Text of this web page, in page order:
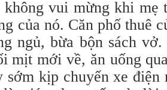
vui mừng khi mẹ
của nó. Căn phố thuê
ngủ, bừa bộn sách
mịt mới về, ăn uống
sớm kịp chuyến xe